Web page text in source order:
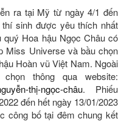
ra tại Mỹ từ ngày 4/1 đến
sinh được yêu thích nhất
Hoa hậu Ngọc Châu có
Miss Universe và bầu chọn
Hoàn vũ Việt Nam. Ngoài
thông qua website:
thị-ngọc-châu. Phiếu
đến hết ngày 13/01/2023
công bố tại đêm chung kết